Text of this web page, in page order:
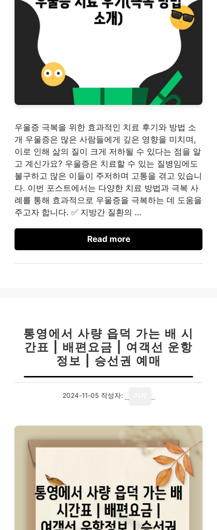
우울증 극복을 위한 효과적인 치료 후기와 방법 소
개 우울증은 많은 사람들에게 깊은 영향을 미치며,
이로 인해 삶의 질이 크게 저하될 수 있다는 점을 알
고 계신가요? 우울증은 치료할 수 있는 질병임에도
불구하고 많은 이들이 주저하며 고통을 겪고 있습니
다. 이번 포스트에서는 다양한 치료 방법과 극복 사
례를 통해 효과적으로 우울증을 극복하는 데 도움을
주고자 합니다. ✅ 지방간 질환의 …
Read more
통영에서 사량 읍덕 가는 배 시
간표 | 배편요금 | 여객선 운항
정보 | 승선권 예매
2024-11-05 작성자: